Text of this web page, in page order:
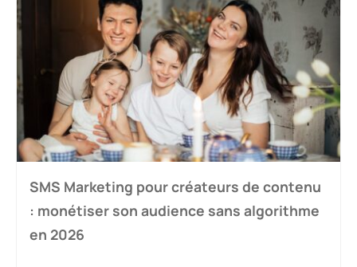
SMS Marketing pour créateurs de contenu
: monétiser son audience sans algorithme
en 2026